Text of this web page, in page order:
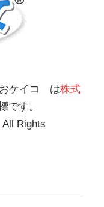
おケイコ は株式
です。
All Rights